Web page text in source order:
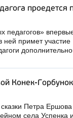
педагогов»
примет участие
Конек-Горбунок
Петра
села Успенка